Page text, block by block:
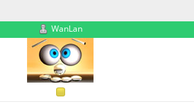
WanLan